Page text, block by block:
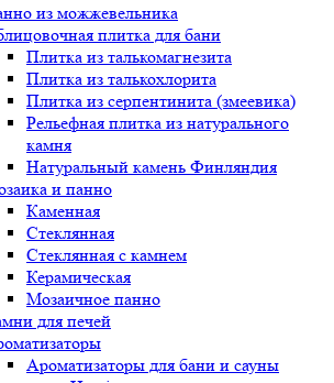
из можжевельника
плитка для бани
Плитка из талькомагнезита
Плитка из талькохлорита
Плитка из серпентинита (змеевика)
Рельефная плитка из натурального
камня
Натуральный камень Финляндия
и панно
Каменная
Стеклянная
Стеклянная с камнем
Керамическая
Мозаичное панно
для печей
Ароматизаторы для бани и сауны